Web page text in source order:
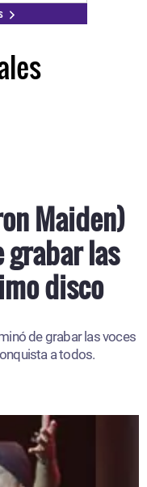
Maiden)
grabar las
disco
de grabar las voces
a todos.